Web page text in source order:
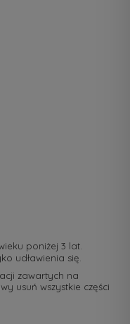
poniżej 3 lat.
udławienia się.
zawartych na
usuń wszystkie części